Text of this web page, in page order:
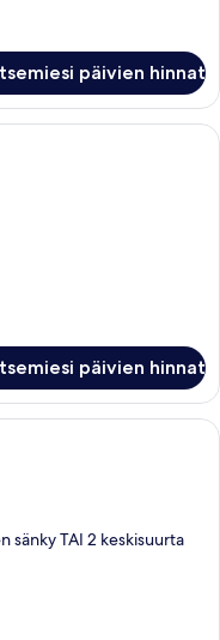
päivien hinnat
kannettavalle
päivien hinnat
kannettavalle
sänky TAI 2 keskisuurta